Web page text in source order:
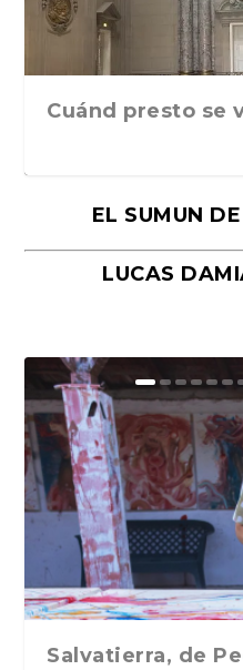
Cuánd presto se
Moral, de Lyra
Traducción de
Revolución, de
Libros del
«La música ha
mi vida». Esthe...
«El barman del
Collin. Traducci...
Mañanas de
Bocaccio
EL SUMUN
LUCAS
Salvatierra, de